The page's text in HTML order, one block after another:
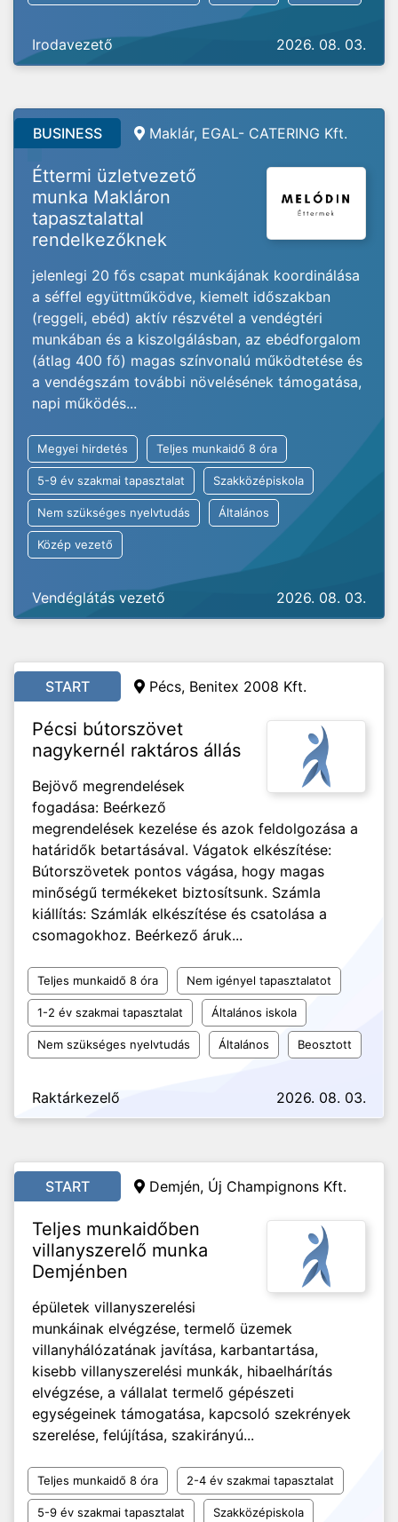
Irodavezető 2026. 08. 03.
BUSINESS Maklár, EGAL- CATERING Kft.
Éttermi üzletvezető
munka Makláron
tapasztalattal
rendelkezőknek
jelenlegi 20 fős csapat munkájának koordinálása
a séffel együttműködve, kiemelt időszakban
(reggeli, ebéd) aktív részvétel a vendégtéri
munkában és a kiszolgálásban, az ebédforgalom
(átlag 400 fő) magas színvonalú működtetése és
a vendégszám további növelésének támogatása,
napi működés...
Megyei hirdetés Teljes munkaidő 8 óra
5-9 év szakmai tapasztalat Szakközépiskola
Nem szükséges nyelvtudás Általános
Közép vezető
Vendéglátás vezető 2026. 08. 03.
START Pécs, Benitex 2008 Kft.
Pécsi bútorszövet
nagykernél raktáros állás
Bejövő megrendelések
fogadása: Beérkező
megrendelések kezelése és azok feldolgozása a
határidők betartásával. Vágatok elkészítése:
Bútorszövetek pontos vágása, hogy magas
minőségű termékeket biztosítsunk. Számla
kiállítás: Számlák elkészítése és csatolása a
csomagokhoz. Beérkező áruk...
Teljes munkaidő 8 óra Nem igényel tapasztalatot
1-2 év szakmai tapasztalat Általános iskola
Nem szükséges nyelvtudás Általános Beosztott
Raktárkezelő 2026. 08. 03.
START Demjén, Új Champignons Kft.
Teljes munkaidőben
villanyszerelő munka
Demjénben
épületek villanyszerelési
munkáinak elvégzése, termelő üzemek
villanyhálózatának javítása, karbantartása,
kisebb villanyszerelési munkák, hibaelhárítás
elvégzése, a vállalat termelő gépészeti
egységeinek támogatása, kapcsoló szekrények
szerelése, felújítása, szakirányú...
Teljes munkaidő 8 óra 2-4 év szakmai tapasztalat
5-9 év szakmai tapasztalat Szakközépiskola